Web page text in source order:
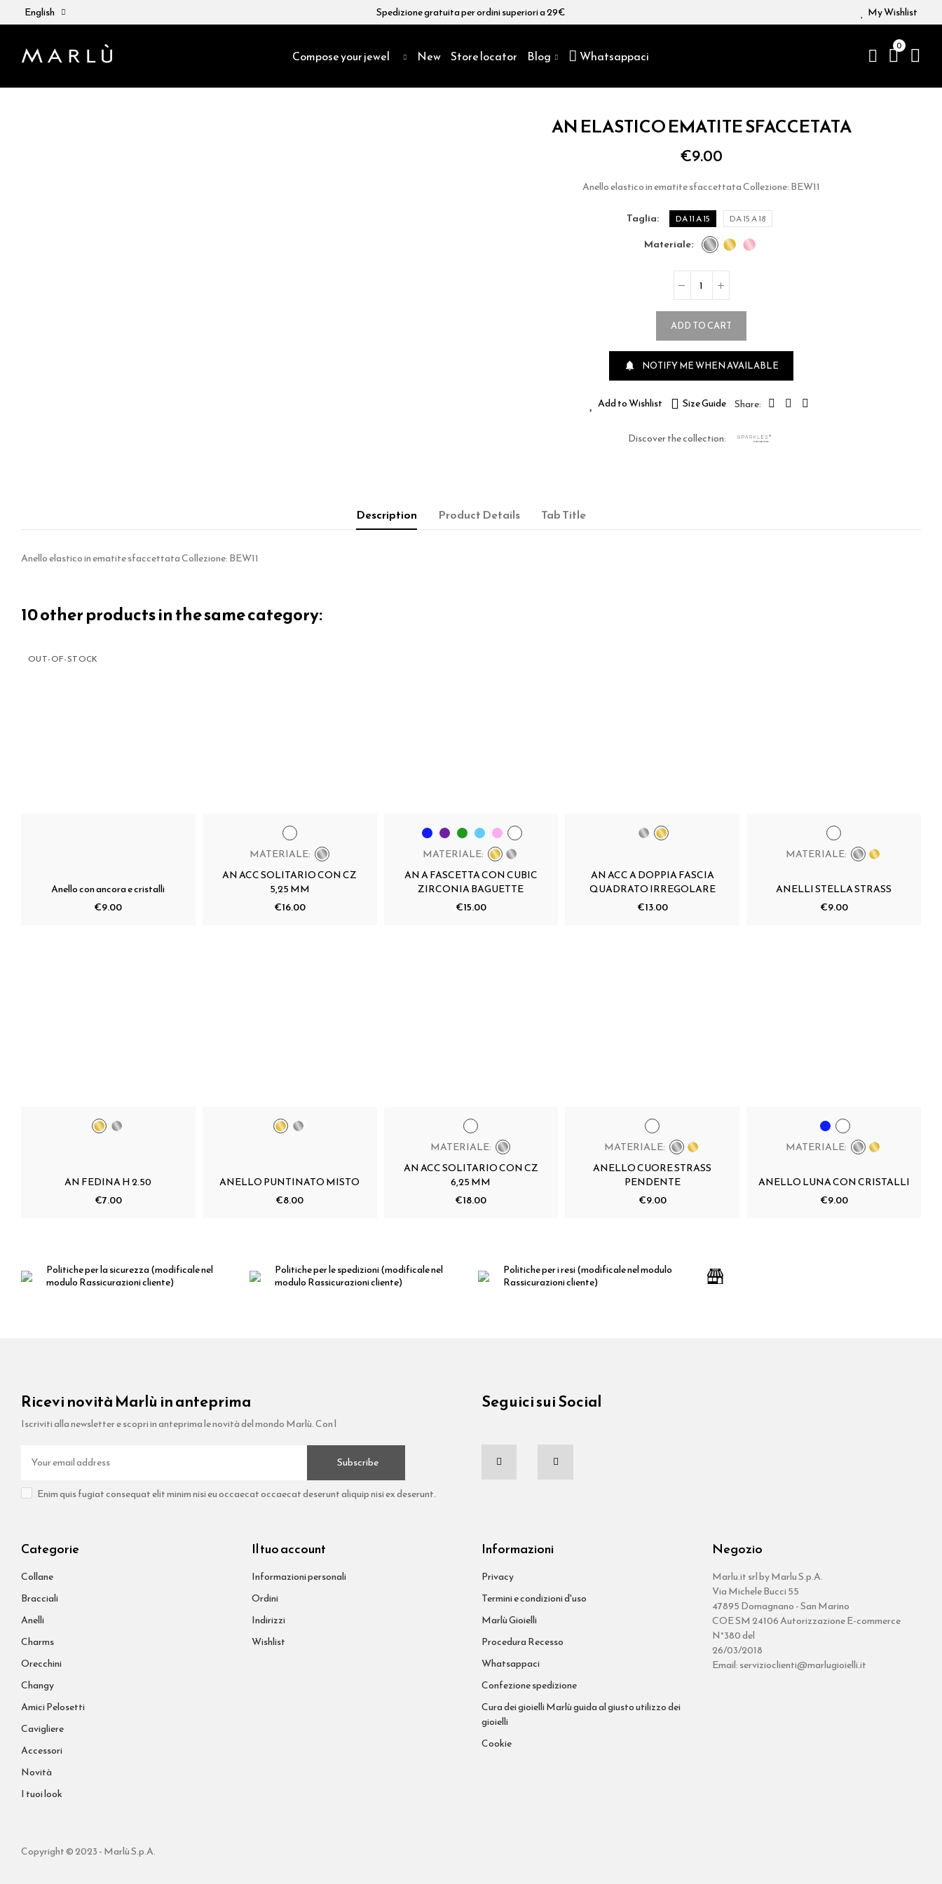
English Spedizione gratuita per ordini superiori a 29€ My Wishlist
Compose your jewel New Store locator Blog Whatsappaci
0
AN ELASTICO EMATITE SFACCETATA
€9.00
Anello elastico in ematite sfaccettata Collezione: BEW11
taglia DA 11 A 15 DA 15 A 18
materiale
ADD TO CART
 NOTIFY ME WHEN AVAILABLE
Add to Wishlist Size Guide
Discover the collection:
Description Product Details Tab Title
Anello elastico in ematite sfaccettata Collezione: BEW11
10 other products in the same category:
OUT-OF-STOCK
Anello con ancora e cristalli
€9.00
MATERIALE:
AN ACC SOLITARIO CON CZ
5,25 MM
€16.00
MATERIALE:
AN A FASCETTA CON CUBIC
ZIRCONIA BAGUETTE
€15.00
AN ACC A DOPPIA FASCIA
QUADRATO IRREGOLARE
€13.00
MATERIALE:
ANELLI STELLA STRASS
€9.00
AN FEDINA H 2.50
€7.00
ANELLO PUNTINATO MISTO
€8.00
MATERIALE:
AN ACC SOLITARIO CON CZ
6,25 MM
€18.00
MATERIALE:
ANELLO CUORE STRASS
PENDENTE
€9.00
MATERIALE:
ANELLO LUNA CON CRISTALLI
€9.00
Politiche per la sicurezza(modificale nel
modulo Rassicurazioni cliente)
Politiche per le spedizioni(modificale nel
modulo Rassicurazioni cliente)
Politiche per i resi(modificale nel modulo
Rassicurazioni cliente)
Ricevi novità Marlù in anteprima
Iscriviti alla newsletter e scopri in anteprima le novità del mondo Marlù. Con l
Subscribe
Enim quis fugiat consequat elit minim nisi eu occaecat occaecat deserunt aliquip nisi ex deserunt.
Seguici sui Social
Categorie
Collane
Bracciali
Anelli
Charms
Orecchini
Changy
Amici Pelosetti
Cavigliere
Accessori
Novità
I tuoi look
Il tuo account
Informazioni personali
Ordini
Indirizzi
Wishlist
Informazioni
Privacy
Termini e condizioni d'uso
Marlù Gioielli
Procedura Recesso
Whatsappaci
Confezione spedizione
Cura dei gioielli Marlù guida al giusto utilizzo dei
gioielli
Cookie
Negozio
Marlu.it srl by Marlu S.p.A.
Via Michele Bucci 55
47895 Domagnano - San Marino
COE SM 24106 Autorizzazione E-commerce
N°380 del
26/03/2018
Email: servizioclienti@marlugioielli.it
Copyright © 2023 - Marlù S.p.A.